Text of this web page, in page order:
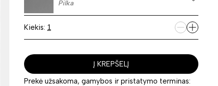
Pilka
Kiekis:
Į KREPŠELĮ
Prekė užsakoma, gamybos ir pristatymo terminas: